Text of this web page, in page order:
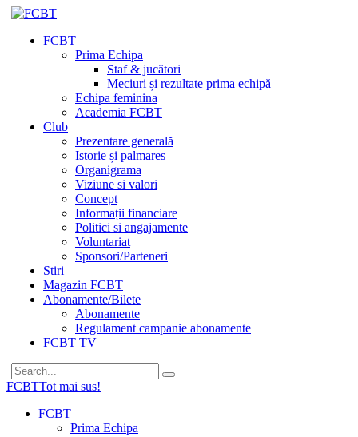
FCBT
Prima Echipa
Staf & jucători
Meciuri și rezultate prima echipă
Echipa feminina
Academia FCBT
Club
Prezentare generală
Istorie și palmares
Organigrama
Viziune si valori
Concept
Informații financiare
Politici si angajamente
Voluntariat
Sponsori/Parteneri
Stiri
Magazin FCBT
Abonamente/Bilete
Abonamente
Regulament campanie abonamente
FCBT TV
FCBTTot mai sus!
FCBT
Prima Echipa